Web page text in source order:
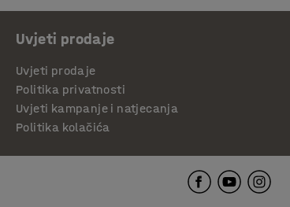
Uvjeti prodaje
Uvjeti prodaje
Politika privatnosti
Uvjeti kampanje i natjecanja
Politika kolačića